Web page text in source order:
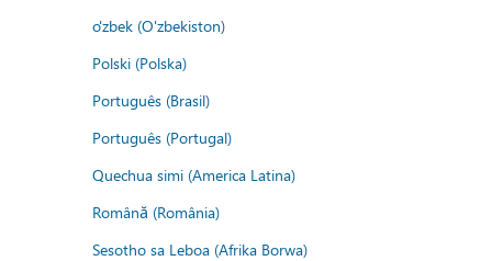
o'zbek (O'zbekiston)
Polski (Polska)
Português (Brasil)
Português (Portugal)
Quechua simi (America Latina)
Română (România)
Sesotho sa Leboa (Afrika Borwa)